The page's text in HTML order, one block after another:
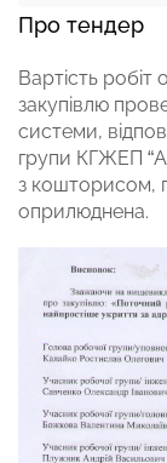
Про тендер
Вартість робіт
закупівлю
системи,
групи КГЖЕП
з кошторисом,
оприлюднена.